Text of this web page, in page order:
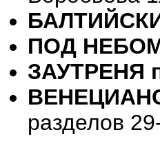
ПОД
ЗАУТРЕНЯ
разделов